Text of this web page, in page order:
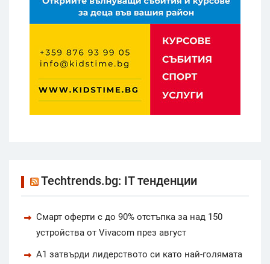
Techtrends.bg: IT тенденции
Смарт оферти с до 90% отстъпка за над 150
устройства от Vivacom през август
А1 затвърди лидерството си като най-голямата